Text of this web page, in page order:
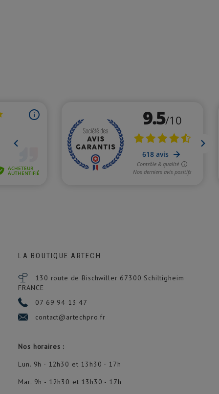
LA BOUTIQUE ARTECH
130 route de Bischwiller 67300 Schiltigheim
FRANCE
07 69 94 13 47
contact@artechpro.fr
Nos horaires :
Lun. 9h - 12h30 et 13h30 - 17h
Mar. 9h - 12h30 et 13h30 - 17h